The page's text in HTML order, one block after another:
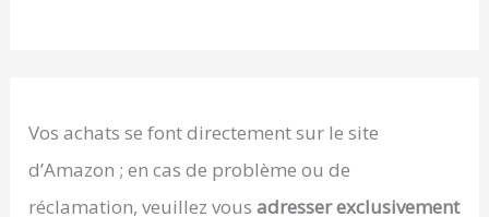
Vos achats se font directement sur le site
d’Amazon ; en cas de problème ou de
réclamation, veuillez vousadresser exclusivement